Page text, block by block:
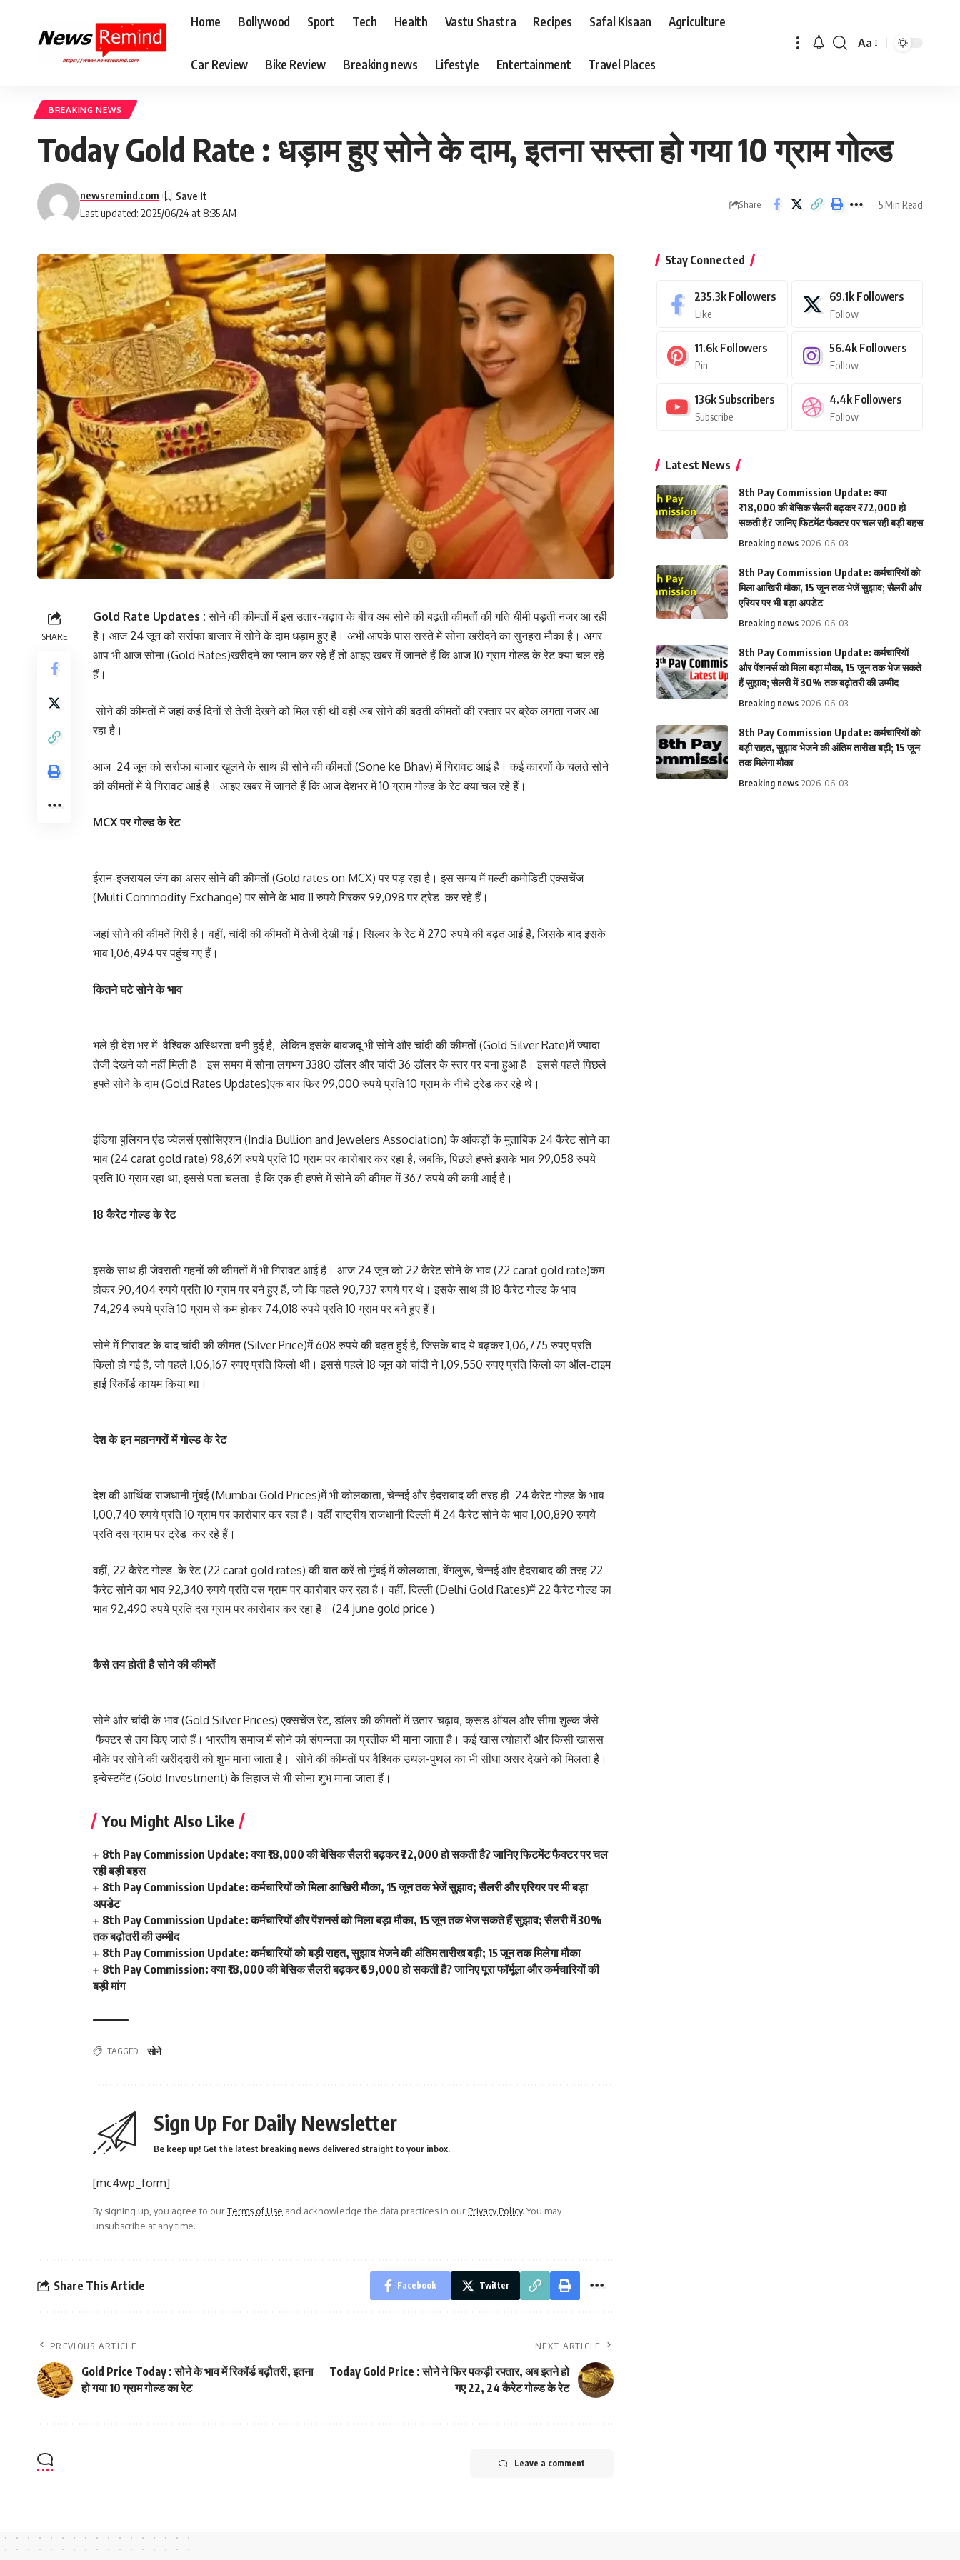
Home Bollywood Sport Tech Health Vastu Shastra Recipes Safal Kisaan Agriculture
Car Review Bike Review Breaking news Lifestyle Entertainment Travel Places
Font
Aa
BREAKING NEWS
Today Gold Rate : धड़ाम हुए सोने के दाम, इतना सस्ता हो गया 10 ग्राम गोल्ड
Last updated: 2025/06/24 at 8:35 AM
newsremind.com
Share 5 Min Read
SHARE
Gold Rate Updates :सोने की कीमतों में इस उतार-चढ़ाव के बीच अब सोने की बढ़ती कीमतों की गति धीमी पड़ती नजर आ रही
है। आज 24 जून को सर्राफा बाजार में सोने के दाम धड़ाम हुए हैं। अभी आपके पास सस्ते में सोना खरीदने का सुनहरा मौका है। अगर
आप भी आज सोना (Gold Rates)खरीदने का प्लान कर रहे हैं तो आइए खबर में जानते हैं कि आज 10 ग्राम गोल्ड के रेट क्या चल रहे
हैं।
सोने की कीमतों में जहां कई दिनों से तेजी देखने को मिल रही थी वहीं अब सोने की बढ़ती कीमतों की रफ्तार पर ब्रेक लगता नजर आ
रहा है।
आज 24 जून को सर्राफा बाजार खुलने के साथ ही सोने की कीमतों (Sone ke Bhav) में गिरावट आई है। कई कारणों के चलते सोने
की कीमतों में ये गिरावट आई है। आइए खबर में जानते हैं कि आज देशभर में 10 ग्राम गोल्ड के रेट क्या चल रहे हैं।
MCX पर गोल्ड के रेट
ईरान-इजरायल जंग का असर सोने की कीमतों (Gold rates on MCX) पर पड़ रहा है। इस समय में मल्टी कमोडिटी एक्सचेंज
(Multi Commodity Exchange) पर सोने के भाव 11 रुपये गिरकर 99,098 पर ट्रेड कर रहे हैं।
जहां सोने की कीमतें गिरी है। वहीं, चांदी की कीमतों में तेजी देखी गई। सिल्वर के रेट में 270 रुपये की बढ़त आई है, जिसके बाद इसके
भाव 1,06,494 पर पहुंच गए हैं।
कितने घटे सोने के भाव
भले ही देश भर में वैश्विक अस्थिरता बनी हुई है, लेकिन इसके बावजदू भी सोने और चांदी की कीमतों (Gold Silver Rate)में ज्यादा
तेजी देखने को नहीं मिली है। इस समय में सोना लगभग 3380 डॉलर और चांदी 36 डॉलर के स्तर पर बना हुआ है। इससे पहले पिछले
हफ्ते सोने के दाम (Gold Rates Updates)एक बार फिर 99,000 रुपये प्रति 10 ग्राम के नीचे ट्रेड कर रहे थे।
इंडिया बुलियन एंड ज्वेलर्स एसोसिएशन (India Bullion and Jewelers Association) के आंकड़ों के मुताबिक 24 कैरेट सोने का
भाव (24 carat gold rate) 98,691 रुपये प्रति 10 ग्राम पर कारोबार कर रहा है, जबकि, पिछले हफ्ते इसके भाव 99,058 रुपये
प्रति 10 ग्राम रहा था, इससे पता चलता है कि एक ही हफ्ते में सोने की कीमत में 367 रुपये की कमी आई है।
18 कैरेट गोल्ड के रेट
इसके साथ ही जेवराती गहनों की कीमतों में भी गिरावट आई है। आज 24 जून को 22 कैरेट सोने के भाव (22 carat gold rate)कम
होकर 90,404 रुपये प्रति 10 ग्राम पर बने हुए हैं, जो कि पहले 90,737 रुपये पर थे। इसके साथ ही 18 कैरेट गोल्ड के भाव
74,294 रुपये प्रति 10 ग्राम से कम होकर 74,018 रुपये प्रति 10 ग्राम पर बने हुए हैं।
सोने में गिरावट के बाद चांदी की कीमत (Silver Price)में 608 रुपये की बढ़त हुई है, जिसके बाद ये बढ़कर 1,06,775 रुपए प्रति
किलो हो गई है, जो पहले 1,06,167 रुपए प्रति किलो थी। इससे पहले 18 जून को चांदी ने 1,09,550 रुपए प्रति किलो का ऑल-टाइम
हाई रिकॉर्ड कायम किया था।
देश के इन महानगरों में गोल्ड के रेट
देश की आर्थिक राजधानी मुंबई (Mumbai Gold Prices)में भी कोलकाता, चेन्नई और हैदराबाद की तरह ही 24 कैरेट गोल्ड के भाव
1,00,740 रुपये प्रति 10 ग्राम पर कारोबार कर रहा है। वहीं राष्ट्रीय राजधानी दिल्ली में 24 कैरेट सोने के भाव 1,00,890 रुपये
प्रति दस ग्राम पर ट्रेड कर रहे हैं।
वहीं, 22 कैरेट गोल्ड के रेट (22 carat gold rates) की बात करें तो मुंबई में कोलकाता, बेंगलुरू, चेन्नई और हैदराबाद की तरह 22
कैरेट सोने का भाव 92,340 रुपये प्रति दस ग्राम पर कारोबार कर रहा है। वहीं, दिल्ली (Delhi Gold Rates)में 22 कैरेट गोल्ड का
भाव 92,490 रुपये प्रति दस ग्राम पर कारोबार कर रहा है। (24 june gold price )
कैसे तय होती है सोने की कीमतें
सोने और चांदी के भाव (Gold Silver Prices) एक्सचेंज रेट, डॉलर की कीमतों में उतार-चढ़ाव, क्रूड ऑयल और सीमा शुल्क जैसे
फैक्टर से तय किए जाते हैं। भारतीय समाज में सोने को संपन्नता का प्रतीक भी माना जाता है। कई खास त्योहारों और किसी खासस
मौके पर सोने की खरीददारी को शुभ माना जाता है। सोने की कीमतों पर वैश्विक उथल-पुथल का भी सीधा असर देखने को मिलता है।
इन्वेस्टमेंट (Gold Investment) के लिहाज से भी सोना शुभ माना जाता हैं।
You Might Also Like
8th Pay Commission Update: क्या ₹18,000 की बेसिक सैलरी बढ़कर ₹72,000 हो सकती है? जानिए फिटमेंट फैक्टर पर चल
रही बड़ी बहस
8th Pay Commission Update: कर्मचारियों को मिला आखिरी मौका, 15 जून तक भेजें सुझाव; सैलरी और एरियर पर भी बड़ा
अपडेट
8th Pay Commission Update: कर्मचारियों और पेंशनर्स को मिला बड़ा मौका, 15 जून तक भेज सकते हैं सुझाव; सैलरी में 30%
तक बढ़ोतरी की उम्मीद
8th Pay Commission Update: कर्मचारियों को बड़ी राहत, सुझाव भेजने की अंतिम तारीख बढ़ी; 15 जून तक मिलेगा मौका
8th Pay Commission: क्या ₹18,000 की बेसिक सैलरी बढ़कर ₹69,000 हो सकती है? जानिए पूरा फॉर्मूला और कर्मचारियों की
बड़ी मांग
TAGGED: सोने
Sign Up For Daily Newsletter
Be keep up! Get the latest breaking news delivered straight to your inbox.
[mc4wp_form]
By signing up, you agree to ourTerms of Use and acknowledge the data practices in ourPrivacy Policy. You may
unsubscribe at any time.
Share This Article Facebook Twitter
PREVIOUS ARTICLE
Gold Price Today : सोने के भाव में रिकॉर्ड बढ़ौतरी, इतना
हो गया 10 ग्राम गोल्ड का रेट
NEXT ARTICLE
Today Gold Price : सोने ने फिर पकड़ी रफ्तार, अब इतने हो
गए 22, 24 कैरेट गोल्ड के रेट
Leave a comment
Stay Connected
235.3k Followers
Like
69.1k Followers
Follow
11.6k Followers
Pin
56.4k Followers
Follow
136k Subscribers
Subscribe
4.4k Followers
Follow
Latest News
8th Pay Commission Update: क्या
₹18,000 की बेसिक सैलरी बढ़कर ₹72,000 हो
सकती है? जानिए फिटमेंट फैक्टर पर चल रही बड़ी बहस
Breaking news 2026-06-03
8th Pay Commission Update: कर्मचारियों को
मिला आखिरी मौका, 15 जून तक भेजें सुझाव; सैलरी और
एरियर पर भी बड़ा अपडेट
Breaking news 2026-06-03
8th Pay Commission Update: कर्मचारियों
और पेंशनर्स को मिला बड़ा मौका, 15 जून तक भेज सकते
हैं सुझाव; सैलरी में 30% तक बढ़ोतरी की उम्मीद
Breaking news 2026-06-03
8th Pay Commission Update: कर्मचारियों को
बड़ी राहत, सुझाव भेजने की अंतिम तारीख बढ़ी; 15 जून
तक मिलेगा मौका
Breaking news 2026-06-03